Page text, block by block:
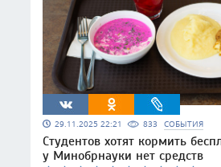
29.11.2025 22:21 833 СОБЫТИЯ
Студентов хотят кормить
у Минобрнауки нет средств